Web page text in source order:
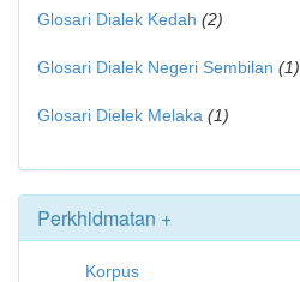
Glosari Dialek Kedah (2)
Glosari Dialek Negeri Sembilan (1)
Glosari Dielek Melaka (1)
Perkhidmatan +
Korpus